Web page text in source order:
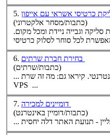
5.
(כתבות/מסחר אלקטרוני)
וגבייה ניידת ומכל מקום.
6.
(כתבות/שרתים)
, וכל מה שיעזור לך לצמוח כעסק אינטרנטי. קיראו גם: מה זה שרת
VPS ...
7.
(כתבות/דומיין באינטרנט)